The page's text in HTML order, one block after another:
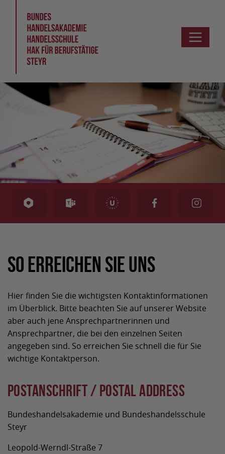
So erreichen Sie uns
Hier finden Sie die wichtigsten Kontaktinformationen
im Überblick. Bitte beachten Sie auf unserer Website
aber auch jene Ansprechpartnerinnen und
Ansprechpartner, die bei den einzelnen Seiten
angegeben sind. So erreichen Sie schnell die für Sie
wichtige Kontaktperson.
Postanschrift / Postal Address
Bundeshandelsakademie und Bundeshandelsschule
Steyr
Leopold-Werndl-Straße 7